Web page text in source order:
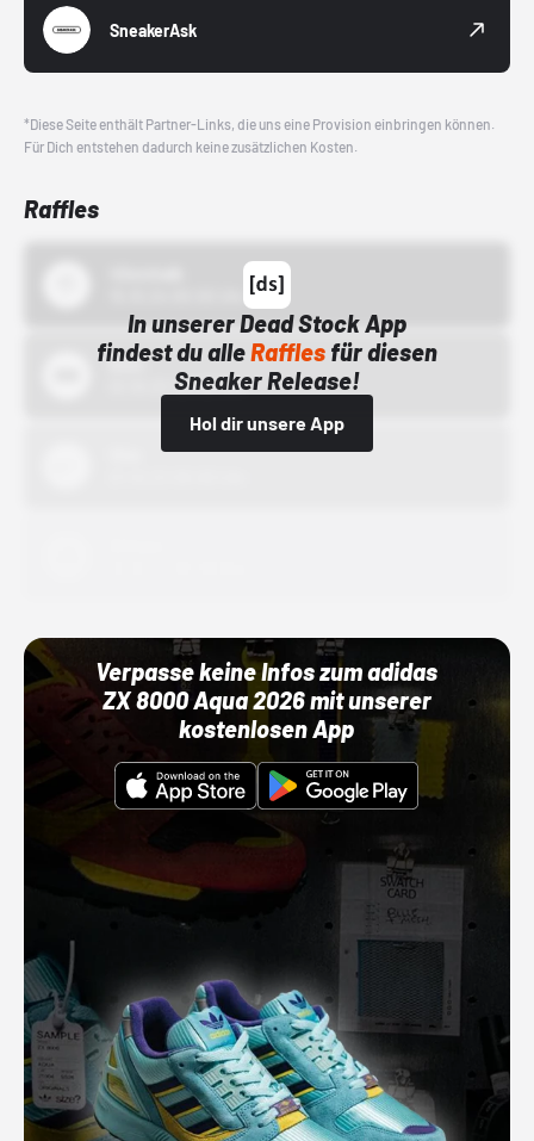
SneakerAsk
*Diese Seite enthält Partner-Links, die uns eine Provision einbringen können.
Für Dich entstehen dadurch keine zusätzlichen Kosten.
Raffles
In unserer Dead Stock App
findest du alleRafflesfür diesen
Sneaker Release!
Hol dir unsere App
Bstn
01.10.22 00:00 Uhr
Verpasse keine Infos zum adidas
ZX 8000 Aqua 2026 mit unserer
kostenlosen App